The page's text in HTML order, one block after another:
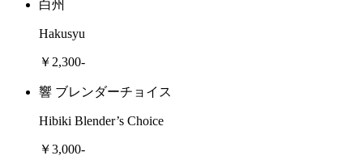
白州
Hakusyu
￥2,300-
響 ブレンダーチョイス
Hibiki Blender’s Choice
￥3,000-